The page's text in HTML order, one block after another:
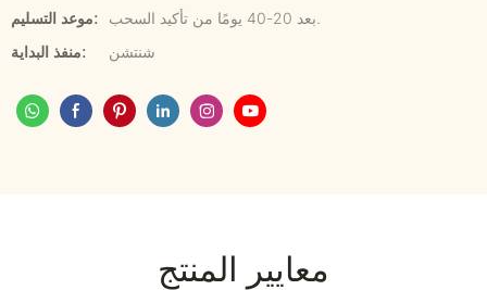
موعد التسليم:
منفذ البداية:
شنتشن
معايير المنتج